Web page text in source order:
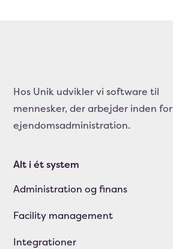
Hos Unik udvikler vi software til
mennesker, der arbejder inden for
ejendomsadministration.
Alt i ét system
Administration og finans
Facility management
Integrationer